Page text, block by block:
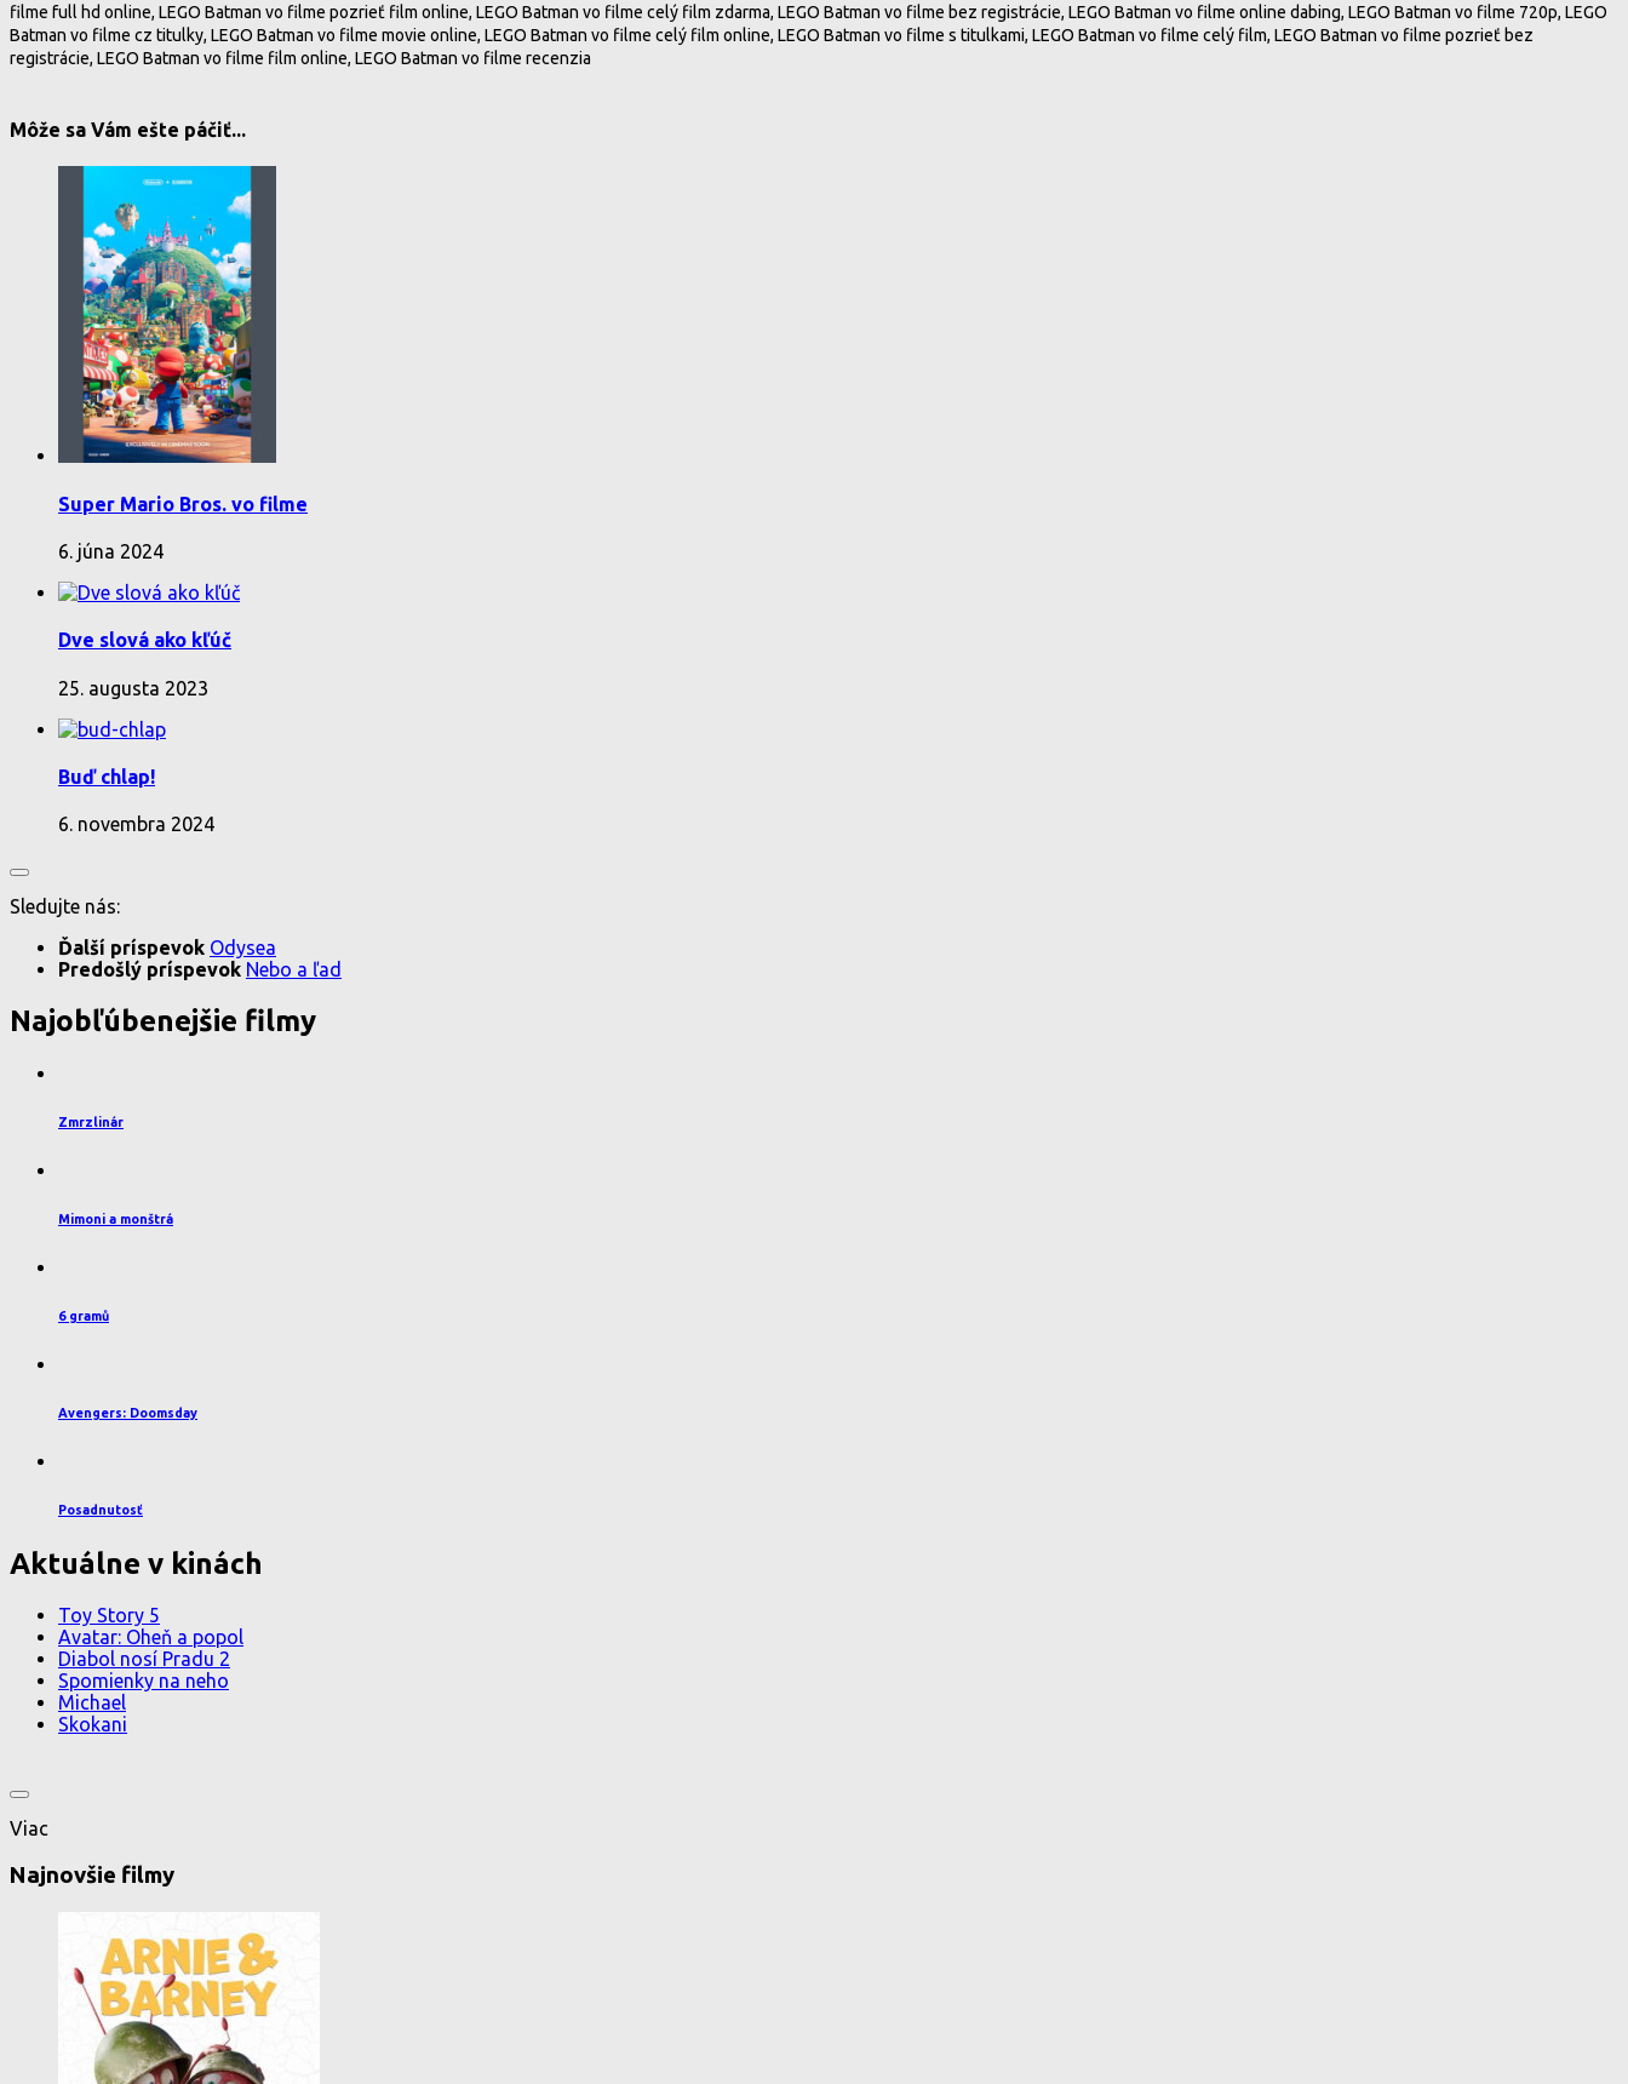
filme full hd online, LEGO Batman vo filme pozrieť film online, LEGO Batman vo filme celý film zdarma, LEGO Batman vo filme bez registrácie, LEGO Batman vo filme online dabing, LEGO Batman vo filme 720p, LEGO
Batman vo filme cz titulky, LEGO Batman vo filme movie online, LEGO Batman vo filme celý film online, LEGO Batman vo filme s titulkami, LEGO Batman vo filme celý film, LEGO Batman vo filme pozrieť bez
registrácie, LEGO Batman vo filme film online, LEGO Batman vo filme recenzia
Môže sa Vám ešte páčiť...
Super Mario Bros. vo filme
6. júna 2024
Dve slová ako kľúč
25. augusta 2023
Buď chlap!
6. novembra 2024
Sledujte nás:
Ďalší príspevok Odysea
Predošlý príspevok Nebo a ľad
Najobľúbenejšie filmy
Zmrzlinár
Mimoni a monštrá
6 gramů
Avengers: Doomsday
Posadnutosť
Aktuálne v kinách
Toy Story 5
Avatar: Oheň a popol
Diabol nosí Pradu 2
Spomienky na neho
Michael
Skokani
Viac
Najnovšie filmy